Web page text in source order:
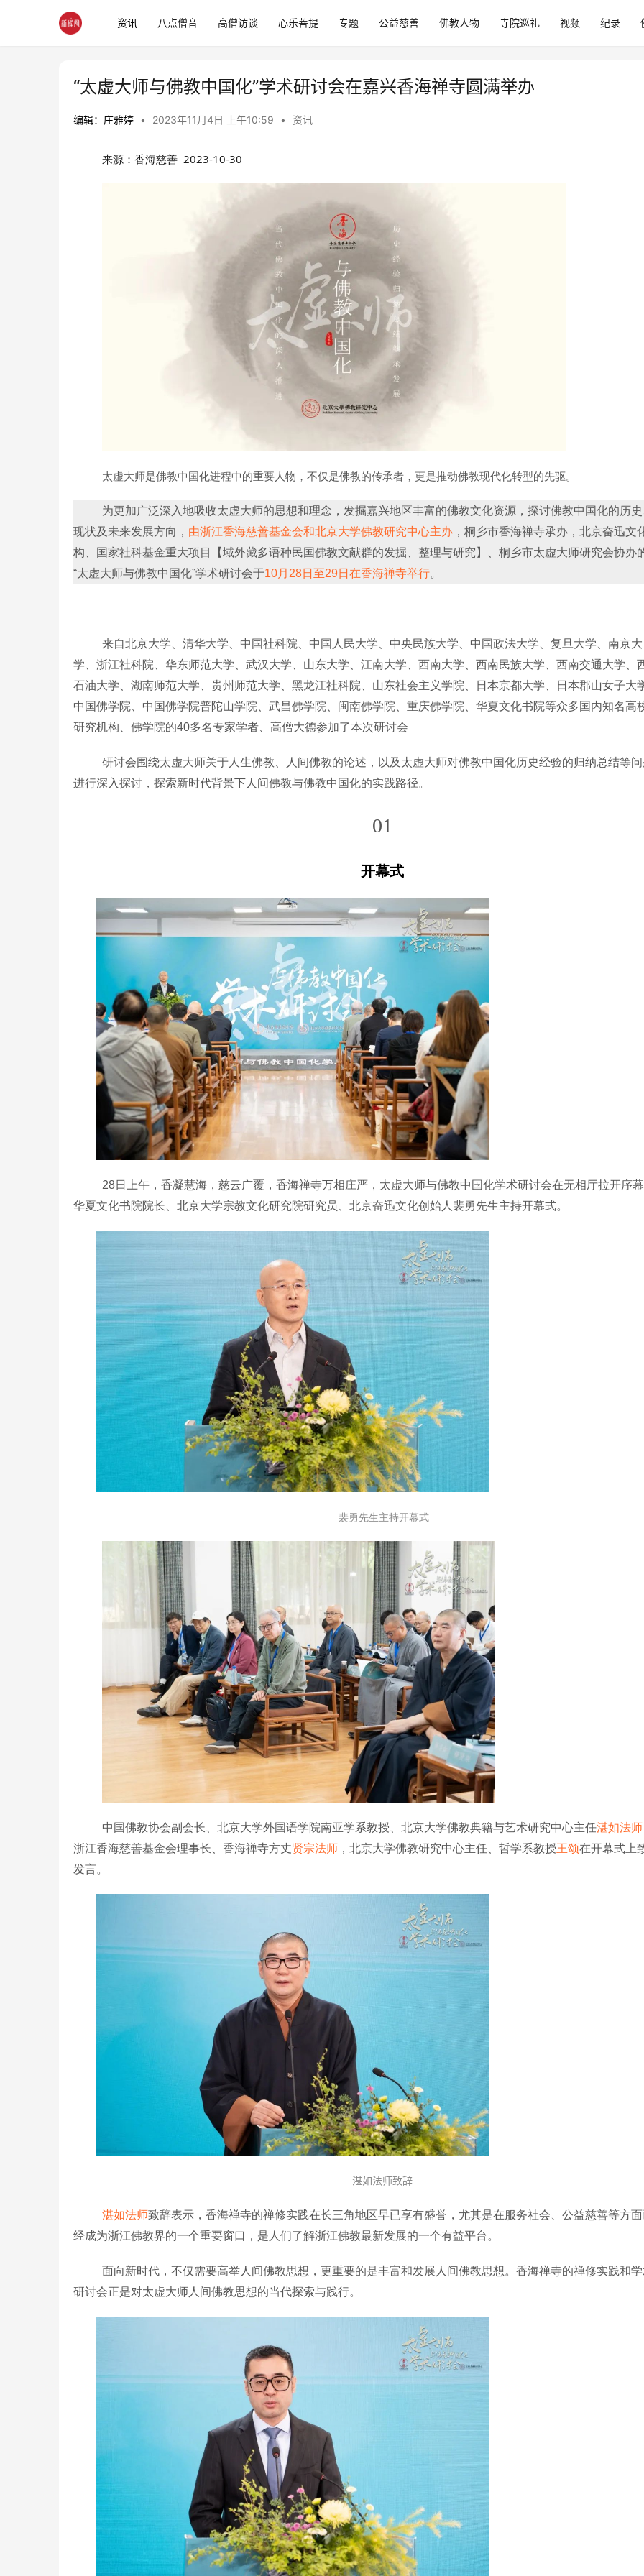
资讯 八点僧音 高僧访谈 心乐菩提 专题 公益慈善 佛教人物 寺院巡礼 视频 纪录
“太虚大师与佛教中国化”学术研讨会在嘉兴香海禅寺圆满举办
编辑：庄雅婷 • 2023年11月4日 上午10:59 • 资讯
来源：香海慈善 2023-10-30
太虚大师是佛教中国化进程中的重要人物，不仅是佛教的传承者，更是推动佛教现代化转型的先驱。
为更加广泛深入地吸收太虚大师的思想和理念，发掘嘉兴地区丰富的佛教文化资源，探讨佛教中国化的历
现状及未来发展方向， 由浙江香海慈善基金会和北京大学佛教研究中心主办 ，桐乡市香海禅寺承办，北京奋迅文
构、国家社科基金重大项目【域外藏多语种民国佛教文献群的发掘、整理与研究】、桐乡市太虚大师研究会协办
“太虚大师与佛教中国化”学术研讨会于10月28日 至29日在香海禅寺举行。
来自北京大学、清华大学、中国社科院、中国人民大学、中央民族大学、中国政法大学、复旦大学、南京大
学、浙江社科院、华东师范大学、武汉大学、山东大学、江南大学、西南大学、西南民族大学、西南交通大学、
石油大学、湖南师范大学、贵州师范大学、黑龙江社科院、山东社会主义学院、日本京都大学、日本郡山女子大
中国佛学院、中国佛学院普陀山学院、武昌佛学院、闽南佛学院、重庆佛学院、华夏文化书院等众多国内知名高
研究机构、佛学院的40多名专家学者、高僧大德参加了本次研讨会
研讨会围绕太虚大师关于人生佛教、人间佛教的论述，以及太虚大师对佛教中国化历史经验的归纳总结等
进行深入探讨，探索新时代背景下人间佛教与佛教中国化的实践路径。
01
开幕式
28日上午，香凝慧海，慈云广覆，香海禅寺万相庄严，太虚大师与佛教中国化学术研讨会在无相厅拉开序
华夏文化书院院长、 北京大学宗教文化研究院研究员、北京奋迅文化创始人裴勇先生主持开幕式。
裴勇先生主持开幕式
中国佛教协会副会长、北京大学外国语学院南亚学系教授、北京大学佛教典籍与艺术研究中心主任湛如法师
浙江香海慈善基金会理事长、香海禅寺方丈贤宗法师 ，北京大学佛教研究中心主任、哲学系教授王颂在开幕式上
发言。
湛如法师致辞
湛如法师致辞表示，香海禅寺的禅修实践在长三角地区早已享有盛誉，尤其是在服务社会、公益慈善等方
经成为浙江佛教界的一个重要窗口，是人们了解浙江佛教最新发展的一个有益平台。
面向新时代，不仅需要高举人间佛教思想，更重要的是丰富和发展人间佛教思想。香海禅寺的禅修实践和
研讨会正是对太虚大师人间佛教思想的当代探索与践行。